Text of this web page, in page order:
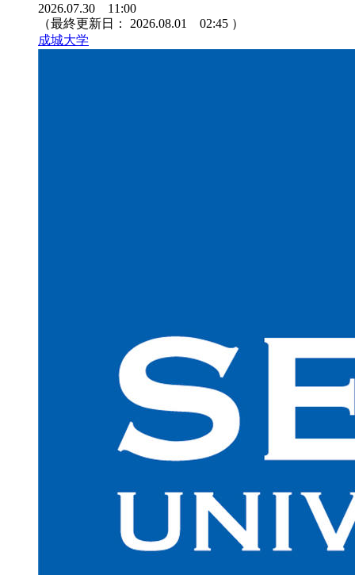
2026.07.30 11:00
（最終更新日： 2026.08.01 02:45 ）
成城大学